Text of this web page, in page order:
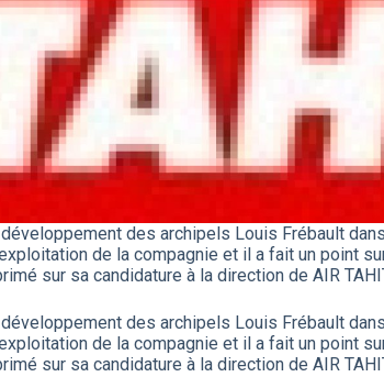
des archipels Louis Frébault
de la compagnie et il a fait un point
sur sa candidature à la direction de AIR
des archipels Louis Frébault
de la compagnie et il a fait un point
sur sa candidature à la direction de AIR